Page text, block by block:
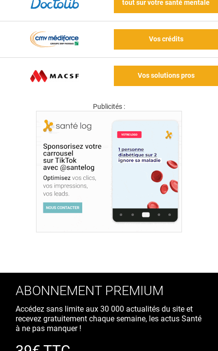
tout sur votre santé mentale
Vos crédits
Vos solutions pros
Publicités :
ABONNEMENT PREMIUM
Accédez sans limite aux 30 000 actualités du site et
recevez gratuitement chaque semaine, les actus Santé
à ne pas manquer !